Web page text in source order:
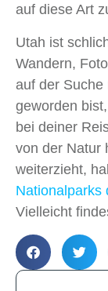
auf diese Art
Utah ist
Wandern,
auf der Suche
geworden
bei deiner
von der Natur
weiterzieht,
Nationalparks
Vielleicht